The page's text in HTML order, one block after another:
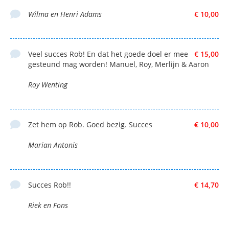
€ 10,00
Wilma en Henri Adams
€ 15,00
Veel succes Rob! En dat het goede doel er mee
gesteund mag worden! Manuel, Roy, Merlijn & Aaron
Roy Wenting
€ 10,00
Zet hem op Rob. Goed bezig. Succes
Marian Antonis
€ 14,70
Succes Rob!!
Riek en Fons